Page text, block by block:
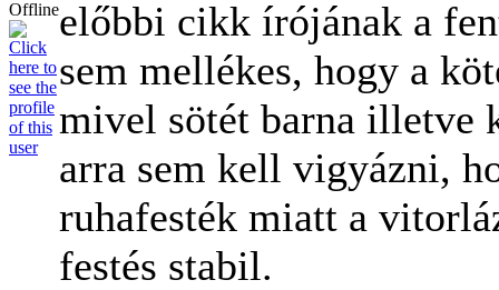
előbbi cikk írójának a
sem mellékes, hogy a
mivel sötét barna illetve
arra sem kell vigyázni,
ruhafesték miatt a
festés stabil.